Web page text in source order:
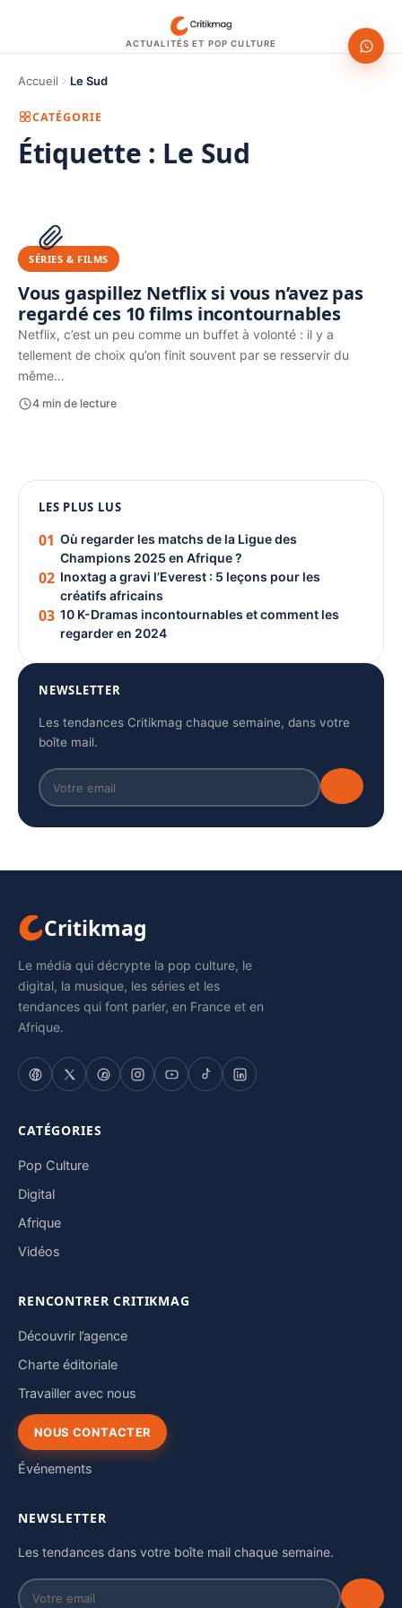
ACTUALITÉS ET POP CULTURE
Accueil Le Sud
CATÉGORIE
Étiquette : Le Sud
PUBLICITÉ
SÉRIES & FILMS
Vous gaspillez Netflix si vous n’avez pas
regardé ces 10 films incontournables
Netflix, c’est un peu comme un buffet à volonté : il y a
tellement de choix qu’on finit souvent par se resservir du
même…
4 min de lecture
PUBLICITÉ
LES PLUS LUS
01 Où regarder les matchs de la Ligue des
Champions 2025 en Afrique ?
02 Inoxtag a gravi l’Everest : 5 leçons pour les
créatifs africains
03 10 K-Dramas incontournables et comment les
regarder en 2024
NEWSLETTER
Les tendances Critikmag chaque semaine, dans votre
boîte mail.
Critikmag
Le média qui décrypte la pop culture, le
digital, la musique, les séries et les
tendances qui font parler, en France et en
Afrique.
CATÉGORIES
Pop Culture
Digital
Afrique
Vidéos
RENCONTRER CRITIKMAG
Découvrir l’agence
Charte éditoriale
Travailler avec nous
NOUS CONTACTER
Événements
NEWSLETTER
Les tendances dans votre boîte mail chaque semaine.